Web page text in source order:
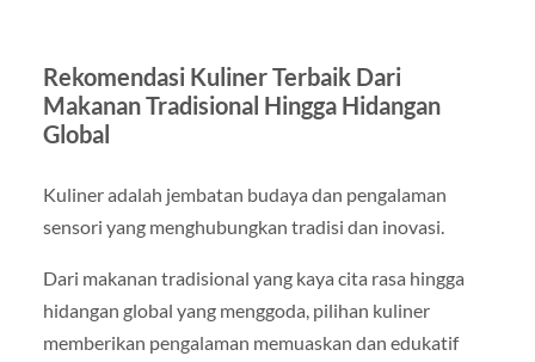
Rekomendasi Kuliner Terbaik Dari
Makanan Tradisional Hingga Hidangan
Global
Kuliner adalah jembatan budaya dan pengalaman
sensori yang menghubungkan tradisi dan inovasi.
Dari makanan tradisional yang kaya cita rasa hingga
hidangan global yang menggoda, pilihan kuliner
memberikan pengalaman memuaskan dan edukatif